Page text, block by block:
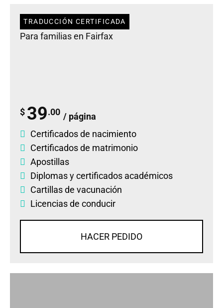
TRADUCCIÓN CERTIFICADA
Para familias en Fairfax
$ 39.00 / página
Certificados de nacimiento
Certificados de matrimonio
Apostillas
Diplomasycertificados académicos
Cartillas de vacunación
Licencias de conducir
HACER PEDIDO